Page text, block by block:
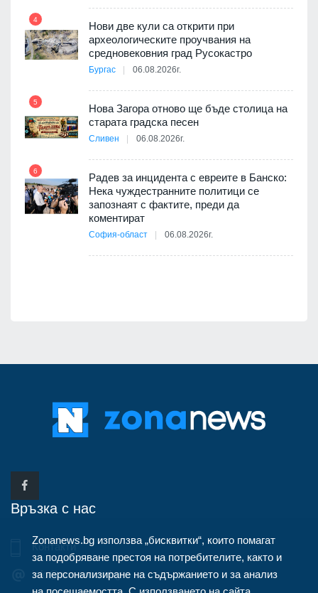
4
Нови две кули са открити при
археологическите проучвания на
средновековния град Русокастро
Бургас 06.08.2026г.
5
Нова Загора отново ще бъде столица на
старата градска песен
Сливен 06.08.2026г.
6
Радев за инцидента с евреите в Банско:
Нека чуждестранните политици се
запознаят с фактите, преди да
коментират
София-област 06.08.2026г.
Връзка с нас
Контакти
info@zonanews.bg
Zonanews.bg използва „бисквитки“, които помагат
за подобряване престоя на потребителите, както и
за персонализиране на съдържанието и за анализ